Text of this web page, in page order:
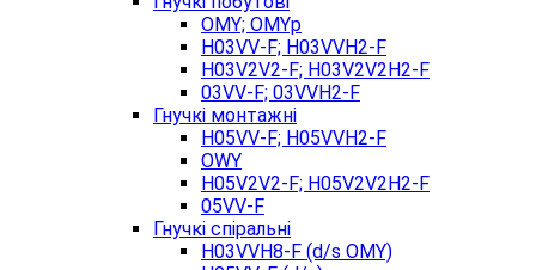
OMY; OMYp
H03VV-F; H03VVH2-F
H03V2V2-F; H03V2V2H2-F
03VV-F; 03VVH2-F
Гнучкі монтажні
H05VV-F; H05VVH2-F
OWY
H05V2V2-F; H05V2V2H2-F
05VV-F
Гнучкі спіральні
H03VVH8-F (d/s OMY)